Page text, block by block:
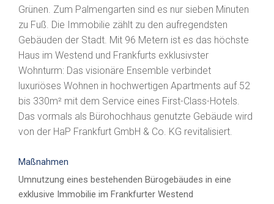
Grünen. Zum Palmengarten sind es nur sieben Minuten
zu Fuß. Die Immobilie zählt zu den aufregendsten
Gebäuden der Stadt. Mit 96 Metern ist es das höchste
Haus im Westend und Frankfurts exklusivster
Wohnturm: Das visionäre Ensemble verbindet
luxuriöses Wohnen in hochwertigen Apartments auf 52
bis 330m² mit dem Service eines First-Class-Hotels.
Das vormals als Bürohochhaus genutzte Gebäude wird
von der HaP Frankfurt GmbH & Co. KG revitalisiert.
Maßnahmen
Umnutzung eines bestehenden Bürogebäudes in eine
exklusive Immobilie im Frankfurter Westend